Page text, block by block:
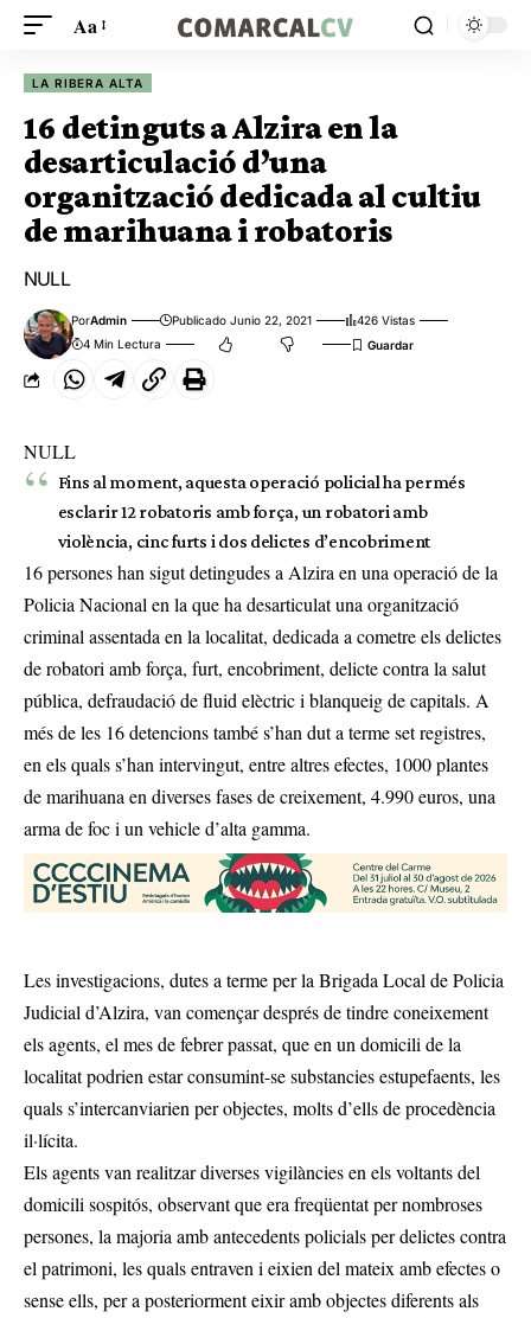
Aa
LA RIBERA ALTA
16 detinguts a Alzira en la
desarticulació d’una
organització dedicada al cultiu
de marihuana i robatoris
NULL
PorAdmin Publicado Junio 22, 2021
426 Vistas
4 Min Lectura
NULL
Fins al moment, aquesta operació policial ha permés
esclarir 12 robatoris amb força, un robatori amb
violència, cinc furts i dos delictes d’encobriment
16 persones han sigut detingudes a Alzira en una operació de la
Policia Nacional en la que ha desarticulat una organització
criminal assentada en la localitat, dedicada a cometre els delictes
de robatori amb força, furt, encobriment, delicte contra la salut
pública, defraudació de fluid elèctric i blanqueig de capitals. A
més de les 16 detencions també s’han dut a terme set registres,
en els quals s’han intervingut, entre altres efectes, 1000 plantes
de marihuana en diverses fases de creixement, 4.990 euros, una
arma de foc i un vehicle d’alta gamma.
Les investigacions, dutes a terme per la Brigada Local de Policia
Judicial d’Alzira, van començar després de tindre coneixement
els agents, el mes de febrer passat, que en un domicili de la
localitat podrien estar consumint-se substancies estupefaents, les
quals s’intercanviarien per objectes, molts d’ells de procedència
il·lícita.
Els agents van realitzar diverses vigilàncies en els voltants del
domicili sospitós, observant que era freqüentat per nombroses
persones, la majoria amb antecedents policials per delictes contra
el patrimoni, les quals entraven i eixien del mateix amb efectes o
sense ells, per a posteriorment eixir amb objectes diferents als